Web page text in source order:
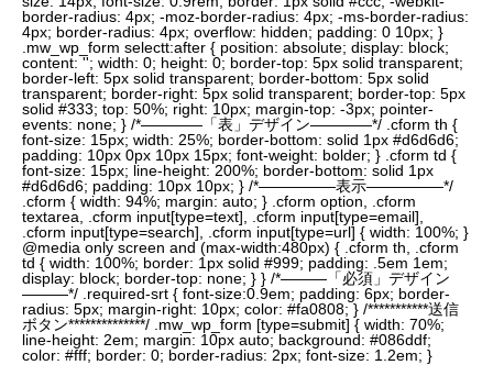
border-radius: 4px; -moz-border-radius: 4px; -ms-border-radius:
4px; border-radius: 4px; overflow: hidden; padding: 0 10px; }
.mw_wp_form selectt:after { position: absolute; display: block;
content: ''; width: 0; height: 0; border-top: 5px solid transparent;
border-left: 5px solid transparent; border-bottom: 5px solid
transparent; border-right: 5px solid transparent; border-top: 5px
solid #333; top: 50%; right: 10px; margin-top: -3px; pointer-
events: none; } /*――――「表」デザイン――――*/ .cform th {
font-size: 15px; width: 25%; border-bottom: solid 1px #d6d6d6;
padding: 10px 0px 10px 15px; font-weight: bolder; } .cform td {
font-size: 15px; line-height: 200%; border-bottom: solid 1px
#d6d6d6; padding: 10px 10px; } /*―――――表示―――――*/
.cform { width: 94%; margin: auto; } .cform option, .cform
textarea, .cform input[type=text], .cform input[type=email],
.cform input[type=search], .cform input[type=url] { width: 100%; }
@media only screen and (max-width:480px) { .cform th, .cform
td { width: 100%; border: 1px solid #999; padding: .5em 1em;
display: block; border-top: none; } } /*―――「必須」デザイン
―――*/ .required-srt { font-size:0.9em; padding: 6px; border-
radius: 5px; margin-right: 10px; color: #fa0808; } /***********送信
ボタン**************/ .mw_wp_form [type=submit] { width: 70%;
line-height: 2em; margin: 10px auto; background: #086ddf;
color: #fff; border: 0; border-radius: 2px; font-size: 1.2em; }